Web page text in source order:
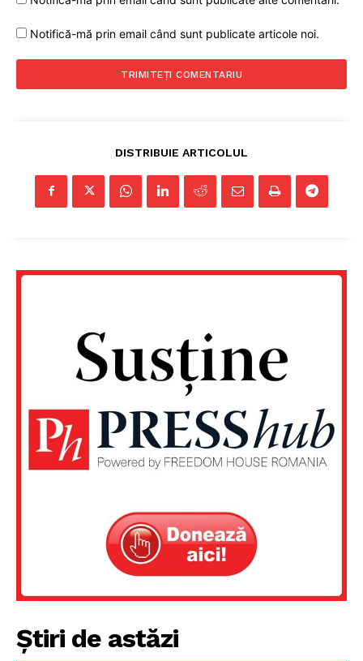
FREEDOM HOUSE ROMÂNIA
Notifică-mă prin email când sunt publicate articole noi.
DISTRIBUIE ARTICOLUL
Știri de astăzi